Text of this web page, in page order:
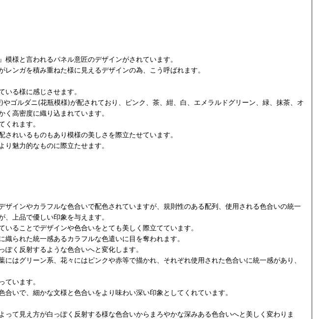
様と言われるパネル意匠のデザインがされています。
ンガを積み重ねた様に見えるデザインの為、こう呼ばれます。
る様に感じさせます。
)やゴルダニ(花瓶模様)が配されており
、ピンク、茶、紺、白、エメラルドグリーン、緑、抹茶、オ
高密度に織り込まれています。
れます。
れいるものもあり模様の美しさを際立たせています。
魅力的なものに際立たせます。
インやカラフルな色合いで配色されていますが、規則性のある配列、使用される色合いの統一
上品で優しい印象を与えます。
ることでデザインや色合いをとても美しく際立てています。
られた統一感あるカラフルな色遣いに目を奪われます。
く反射するような色合いへと変化します。
はグリーン系、花々にはピンクや赤等で描かれ、それぞれ使用された色合いに統一感があり、
います。
いで、細かな文様と色合いをより味わい深い印象としてくれています。
て見え方が白っぽく反射する様な色合いからまろやかな深みある色合いへと美しく変わりま